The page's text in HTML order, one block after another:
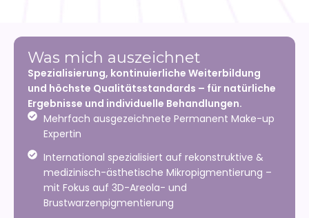
Was mich auszeichnet
Spezialisierung, kontinuierliche Weiterbildung
und höchste Qualitätsstandards – für natürliche
Ergebnisse und individuelle Behandlungen.
Mehrfach ausgezeichnete Permanent Make-up
Expertin
International spezialisiert auf rekonstruktive &
medizinisch-ästhetische Mikropigmentierung –
mit Fokus auf 3D-Areola- und
Brustwarzenpigmentierung